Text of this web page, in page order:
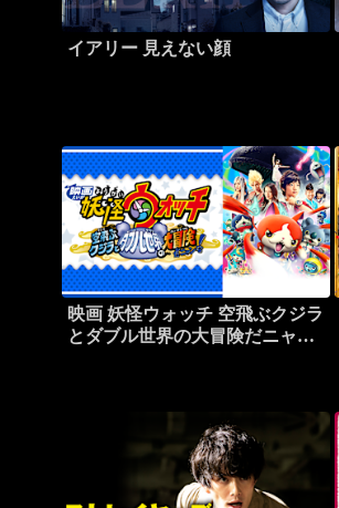
イアリー 見えない顔
映画 妖怪ウォッチ 空飛ぶクジラ
とダブル世界の大冒険だニャ